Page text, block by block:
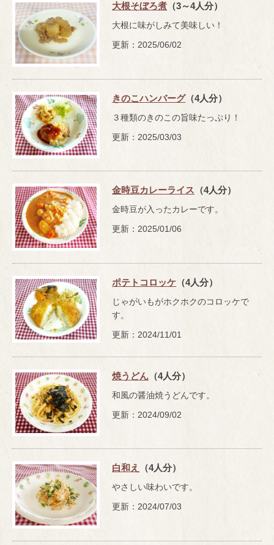
大根そぼろ煮 （3～4人分）
大根に味がしみて美味しい！
更新：2025/06/02
きのこハンバーグ（4人分）
３種類のきのこの旨味たっぷり！
更新：2025/03/03
金時豆カレーライス （4人分）
金時豆が入ったカレーです。
更新：2025/01/06
ポテトコロッケ （4人分）
じゃがいもがホクホクのコロッケで
す。
更新：2024/11/01
焼うどん （4人分）
和風の醤油焼うどんです。
更新：2024/09/02
白和え （4人分）
やさしい味わいです。
更新：2024/07/03